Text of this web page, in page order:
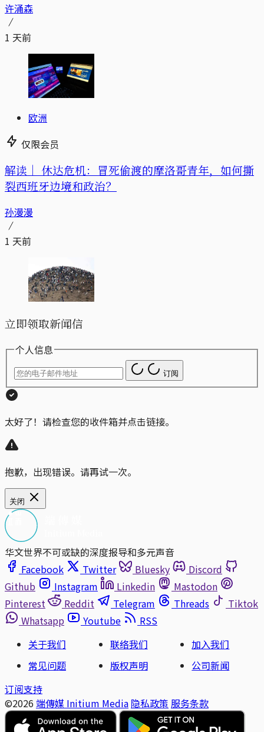
许涌森
1 天前
欧洲
仅限会员
解读｜ 休达危机：冒死偷渡的摩洛哥青年，如何撕
裂西班牙边境和政治？
孙漫漫
1 天前
立即领取新闻信
个人信息
订阅
太好了！请检查您的收件箱并点击链接。
抱歉，出现错误。请再试一次。
关闭
华文世界不可或缺的深度报导和多元声音
Facebook
Twitter Bluesky
Discord
Github
Instagram Linkedin
Mastodon
Pinterest
Reddit Telegram Threads
Tiktok
Whatsapp
Youtube
RSS
关于我们
联络我们
加入我们
常见问题
版权声明
公司新闻
订阅支持
©2026 端傳媒 Initium Media 隐私政策 服务条款